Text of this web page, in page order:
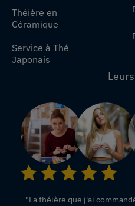
Théière en
Céramique
Service à Thé
Japonais
"La théière que j'ai